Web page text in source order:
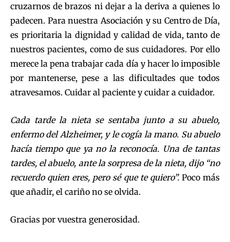
cruzarnos de brazos ni dejar a la deriva a quienes lo
padecen. Para nuestra Asociación y su Centro de Día,
es prioritaria la dignidad y calidad de vida, tanto de
nuestros pacientes, como de sus cuidadores. Por ello
merece la pena trabajar cada día y hacer lo imposible
por mantenerse, pese a las dificultades que todos
atravesamos. Cuidar al paciente y cuidar a cuidador.
Cada tarde la nieta se sentaba junto a su abuelo,
enfermo del Alzheimer, y le cogía la mano. Su abuelo
hacía tiempo que ya no la reconocía. Una de tantas
tardes, el abuelo, ante la sorpresa de la nieta, dijo “no
recuerdo quien eres, pero sé que te quiero”.Poco más
que añadir, el cariño no se olvida.
Gracias por vuestra generosidad.